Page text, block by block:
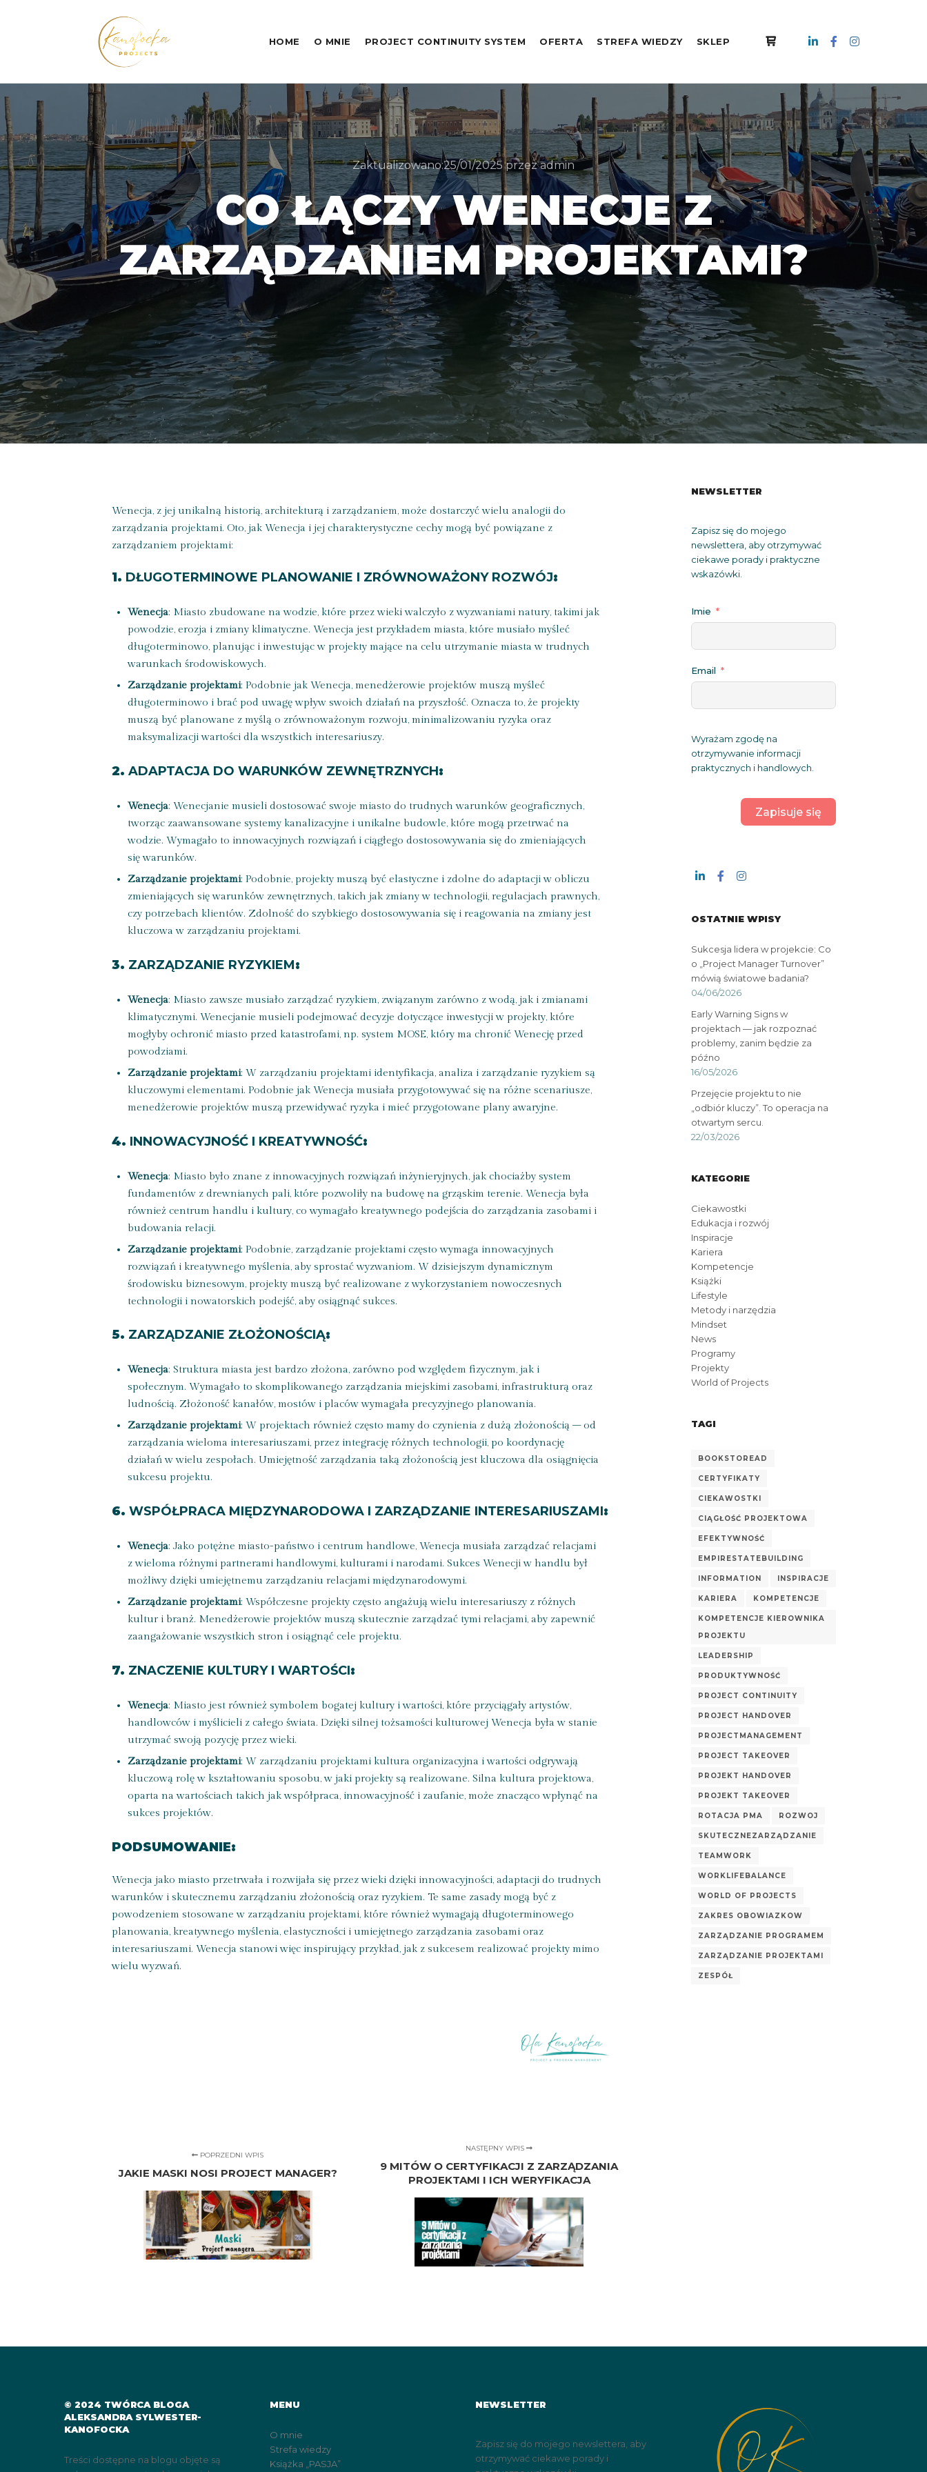
HOME O MNIE PROJECT CONTINUITY SYSTEM OFERTA STREFA WIEDZY SKLEP
Zaktualizowano:25/01/2025przezadmin
CO ŁĄCZY WENECJE Z
ZARZĄDZANIEM PROJEKTAMI?
Wenecja, z jej unikalną historią, architekturą i zarządzaniem, może dostarczyć wielu analogii do
zarządzania projektami. Oto, jak Wenecja i jej charakterystyczne cechy mogą być powiązane z
zarządzaniem projektami:
1. DŁUGOTERMINOWE PLANOWANIE I ZRÓWNOWAŻONY ROZWÓJ:
Wenecja: Miasto zbudowane na wodzie, które przez wieki walczyło z wyzwaniami natury, takimi jak
powodzie, erozja i zmiany klimatyczne. Wenecja jest przykładem miasta, które musiało myśleć
długoterminowo, planując i inwestując w projekty mające na celu utrzymanie miasta w trudnych
warunkach środowiskowych.
Zarządzanie projektami: Podobnie jak Wenecja, menedżerowie projektów muszą myśleć
długoterminowo i brać pod uwagę wpływ swoich działań na przyszłość. Oznacza to, że projekty
muszą być planowane z myślą o zrównoważonym rozwoju, minimalizowaniu ryzyka oraz
maksymalizacji wartości dla wszystkich interesariuszy.
2. ADAPTACJA DO WARUNKÓW ZEWNĘTRZNYCH:
Wenecja: Wenecjanie musieli dostosować swoje miasto do trudnych warunków geograficznych,
tworząc zaawansowane systemy kanalizacyjne i unikalne budowle, które mogą przetrwać na
wodzie. Wymagało to innowacyjnych rozwiązań i ciągłego dostosowywania się do zmieniających
się warunków.
Zarządzanie projektami: Podobnie, projekty muszą być elastyczne i zdolne do adaptacji w obliczu
zmieniających się warunków zewnętrznych, takich jak zmiany w technologii, regulacjach prawnych,
czy potrzebach klientów. Zdolność do szybkiego dostosowywania się i reagowania na zmiany jest
kluczowa w zarządzaniu projektami.
3. ZARZĄDZANIE RYZYKIEM:
Wenecja: Miasto zawsze musiało zarządzać ryzykiem, związanym zarówno z wodą, jak i zmianami
klimatycznymi. Wenecjanie musieli podejmować decyzje dotyczące inwestycji w projekty, które
mogłyby ochronić miasto przed katastrofami, np. system MOSE, który ma chronić Wenecję przed
powodziami.
Zarządzanie projektami: W zarządzaniu projektami identyfikacja, analiza i zarządzanie ryzykiem są
kluczowymi elementami. Podobnie jak Wenecja musiała przygotowywać się na różne scenariusze,
menedżerowie projektów muszą przewidywać ryzyka i mieć przygotowane plany awaryjne.
4. INNOWACYJNOŚĆ I KREATYWNOŚĆ:
Wenecja: Miasto było znane z innowacyjnych rozwiązań inżynieryjnych, jak chociażby system
fundamentów z drewnianych pali, które pozwoliły na budowę na grząskim terenie. Wenecja była
również centrum handlu i kultury, co wymagało kreatywnego podejścia do zarządzania zasobami i
budowania relacji.
Zarządzanie projektami: Podobnie, zarządzanie projektami często wymaga innowacyjnych
rozwiązań i kreatywnego myślenia, aby sprostać wyzwaniom. W dzisiejszym dynamicznym
środowisku biznesowym, projekty muszą być realizowane z wykorzystaniem nowoczesnych
technologii i nowatorskich podejść, aby osiągnąć sukces.
5. ZARZĄDZANIE ZŁOŻONOŚCIĄ:
Wenecja: Struktura miasta jest bardzo złożona, zarówno pod względem fizycznym, jak i
społecznym. Wymagało to skomplikowanego zarządzania miejskimi zasobami, infrastrukturą oraz
ludnością. Złożoność kanałów, mostów i placów wymagała precyzyjnego planowania.
Zarządzanie projektami: W projektach również często mamy do czynienia z dużą złożonością – od
zarządzania wieloma interesariuszami, przez integrację różnych technologii, po koordynację
działań w wielu zespołach. Umiejętność zarządzania taką złożonością jest kluczowa dla osiągnięcia
sukcesu projektu.
6. WSPÓŁPRACA MIĘDZYNARODOWA I ZARZĄDZANIE INTERESARIUSZAMI:
Wenecja: Jako potężne miasto-państwo i centrum handlowe, Wenecja musiała zarządzać relacjami
z wieloma różnymi partnerami handlowymi, kulturami i narodami. Sukces Wenecji w handlu był
możliwy dzięki umiejętnemu zarządzaniu relacjami międzynarodowymi.
Zarządzanie projektami: Współczesne projekty często angażują wielu interesariuszy z różnych
kultur i branż. Menedżerowie projektów muszą skutecznie zarządzać tymi relacjami, aby zapewnić
zaangażowanie wszystkich stron i osiągnąć cele projektu.
7. ZNACZENIE KULTURY I WARTOŚCI:
Wenecja: Miasto jest również symbolem bogatej kultury i wartości, które przyciągały artystów,
handlowców i myślicieli z całego świata. Dzięki silnej tożsamości kulturowej Wenecja była w stanie
utrzymać swoją pozycję przez wieki.
Zarządzanie projektami: W zarządzaniu projektami kultura organizacyjna i wartości odgrywają
kluczową rolę w kształtowaniu sposobu, w jaki projekty są realizowane. Silna kultura projektowa,
oparta na wartościach takich jak współpraca, innowacyjność i zaufanie, może znacząco wpłynąć na
sukces projektów.
PODSUMOWANIE:
Wenecja jako miasto przetrwała i rozwijała się przez wieki dzięki innowacyjności, adaptacji do trudnych
warunków i skutecznemu zarządzaniu złożonością oraz ryzykiem. Te same zasady mogą być z
powodzeniem stosowane w zarządzaniu projektami, które również wymagają długoterminowego
planowania, kreatywnego myślenia, elastyczności i umiejętnego zarządzania zasobami oraz
interesariuszami. Wenecja stanowi więc inspirujący przykład, jak z sukcesem realizować projekty mimo
wielu wyzwań.
POPRZEDNI WPIS
JAKIE MASKI NOSI PROJECT MANAGER?
NASTĘPNY WPIS
9 MITÓW O CERTYFIKACJI Z ZARZĄDZANIA
PROJEKTAMI I ICH WERYFIKACJA
NEWSLETTER
Zapisz się do mojego
newslettera, aby otrzymywać
ciekawe porady i praktyczne
wskazówki.
Imie
Email
Wyrażam zgodę na
otrzymywanie informacji
praktycznych i handlowych.
Zapisuje się
OSTATNIE WPISY
Sukcesja lidera w projekcie: Co
o „Project Manager Turnover”
mówią światowe badania?
04/06/2026
Early Warning Signs w
projektach — jak rozpoznać
problemy, zanim będzie za
późno
16/05/2026
Przejęcie projektu to nie
„odbiór kluczy”. To operacja na
otwartym sercu.
22/03/2026
KATEGORIE
Ciekawostki
Edukacja i rozwój
Inspiracje
Kariera
Kompetencje
Książki
Lifestyle
Metody i narzędzia
Mindset
News
Programy
Projekty
World of Projects
TAGI
BOOKSTOREAD
CERTYFIKATY
CIEKAWOSTKI
CIĄGŁOŚĆ PROJEKTOWA
EFEKTYWNOŚĆ
EMPIRESTATEBUILDING
INFORMATION INSPIRACJE
KARIERA KOMPETENCJE
KOMPETENCJE KIEROWNIKA
PROJEKTU
LEADERSHIP
PRODUKTYWNOŚĆ
PROJECT CONTINUITY
PROJECT HANDOVER
PROJECTMANAGEMENT
PROJECT TAKEOVER
PROJEKT HANDOVER
PROJEKT TAKEOVER
ROTACJA PMA ROZWOJ
SKUTECZNEZARZĄDZANIE
TEAMWORK
WORKLIFEBALANCE
WORLD OF PROJECTS
ZAKRES OBOWIAZKOW
ZARZĄDZANIE PROGRAMEM
ZARZĄDZANIE PROJEKTAMI
ZESPÓŁ
© 2024 TWÓRCA BLOGA
ALEKSANDRA SYLWESTER-
KANOFOCKA
Treści dostępne na blogu objęte są
MENU
O mnie
Strefa wiedzy
Książka „PASJA”
NEWSLETTER
Zapisz się do mojego newslettera, aby
otrzymywać ciekawe porady i